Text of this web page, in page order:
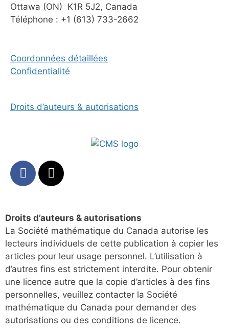
Ottawa (ON) K1R 5J2, Canada
Téléphone : +1 (613) 733-2662
Coordonnées détaillées
Confidentialité
Droits d’auteurs & autorisations
Droits d’auteurs & autorisations
La Société mathématique du Canada autorise les
lecteurs individuels de cette publication à copier les
articles pour leur usage personnel. L’utilisation à
d’autres fins est strictement interdite. Pour obtenir
une licence autre que la copie d’articles à des fins
personnelles, veuillez contacter la Société
mathématique du Canada pour demander des
autorisations ou des conditions de licence.